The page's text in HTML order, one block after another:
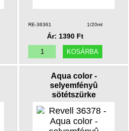
RE-36361 1/20ml
Ár: 1390 Ft
Aqua color -
selyemfényû
sötétszürke